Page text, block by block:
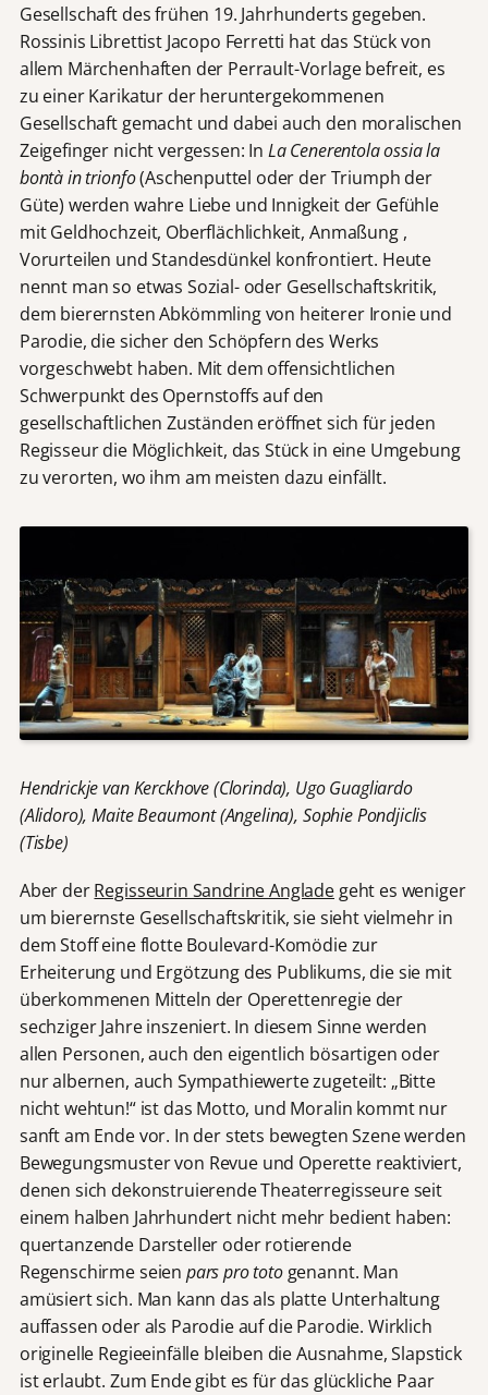
Gesellschaft des frühen 19. Jahrhunderts gegeben.
Rossinis Librettist Jacopo Ferretti hat das Stück von
allem Märchenhaften der Perrault-Vorlage befreit, es
zu einer Karikatur der heruntergekommenen
Gesellschaft gemacht und dabei auch den moralischen
Zeigefinger nicht vergessen: In La Cenerentola ossia la
bontà in trionfo(Aschenputtel oder der Triumph der
Güte) werden wahre Liebe und Innigkeit der Gefühle
mit Geldhochzeit, Oberflächlichkeit, Anmaßung ,
Vorurteilen und Standesdünkel konfrontiert. Heute
nennt man so etwas Sozial- oder Gesellschaftskritik,
dem bierernsten Abkömmling von heiterer Ironie und
Parodie, die sicher den Schöpfern des Werks
vorgeschwebt haben. Mit dem offensichtlichen
Schwerpunkt des Opernstoffs auf den
gesellschaftlichen Zuständen eröffnet sich für jeden
Regisseur die Möglichkeit, das Stück in eine Umgebung
zu verorten, wo ihm am meisten dazu einfällt.
Hendrickje van Kerckhove (Clorinda), Ugo Guagliardo
(Alidoro), Maite Beaumont (Angelina), Sophie Pondjiclis
(Tisbe)
Aber derRegisseurin Sandrine Anglade geht es weniger
um bierernste Gesellschaftskritik, sie sieht vielmehr in
dem Stoff eine flotte Boulevard-Komödie zur
Erheiterung und Ergötzung des Publikums, die sie mit
überkommenen Mitteln der Operettenregie der
sechziger Jahre inszeniert. In diesem Sinne werden
allen Personen, auch den eigentlich bösartigen oder
nur albernen, auch Sympathiewerte zugeteilt: „Bitte
nicht wehtun!“ ist das Motto, und Moralin kommt nur
sanft am Ende vor. In der stets bewegten Szene werden
Bewegungsmuster von Revue und Operette reaktiviert,
denen sich dekonstruierende Theaterregisseure seit
einem halben Jahrhundert nicht mehr bedient haben:
quertanzende Darsteller oder rotierende
Regenschirme seien pars pro totogenannt. Man
amüsiert sich. Man kann das als platte Unterhaltung
auffassen oder als Parodie auf die Parodie. Wirklich
originelle Regieeinfälle bleiben die Ausnahme, Slapstick
ist erlaubt. Zum Ende gibt es für das glückliche Paar